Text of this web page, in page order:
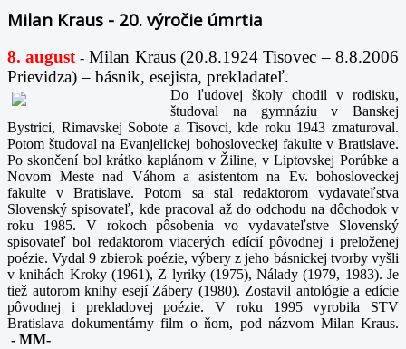
Milan Kraus - 20. výročie úmrtia
8. august -Milan Kraus (20.8.1924 Tisovec – 8.8.2006
Prievidza) – básnik, esejista, prekladateľ.
Do ľudovej školy chodil v rodisku,
študoval na gymnáziu v Banskej
Bystrici, Rimavskej Sobote a Tisovci, kde roku 1943 zmaturoval.
Potom študoval na Evanjelickej bohosloveckej fakulte v Bratislave.
Po skončení bol krátko kaplánom v Žiline, v Liptovskej Porúbke a
Novom Meste nad Váhom a asistentom na Ev. bohosloveckej
fakulte v Bratislave. Potom sa stal redaktorom vydavateľstva
Slovenský spisovateľ, kde pracoval až do odchodu na dôchodok v
roku 1985. V rokoch pôsobenia vo vydavateľstve Slovenský
spisovateľ bol redaktorom viacerých edícií pôvodnej i preloženej
poézie. Vydal 9 zbierok poézie, výbery z jeho básnickej tvorby vyšli
v knihách Kroky (1961), Z lyriky (1975), Nálady (1979, 1983). Je
tiež autorom knihy esejí Zábery (1980). Zostavil antológie a edície
pôvodnej i prekladovej poézie. V roku 1995 vyrobila STV
Bratislava dokumentárny film o ňom, pod názvom Milan Kraus.
- MM-